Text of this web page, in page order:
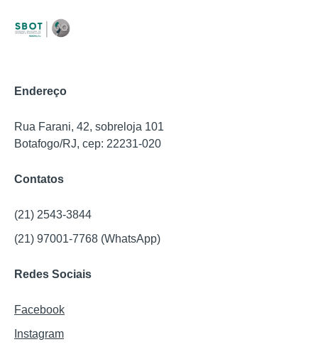
Endereço
Rua Farani, 42, sobreloja 101
Botafogo/RJ, cep: 22231-020
Contatos
(21) 2543-3844
(21) 97001-7768 (WhatsApp)
Redes Sociais
Facebook
Instagram